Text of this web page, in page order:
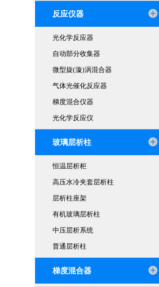
反应仪器
光化学反应器
自动部分收集器
微型旋(漩)涡混合器
气体光催化反应器
梯度混合仪器
光化学反应仪
玻璃层析柱
恒温层析柜
高压水冷夹套层析柱
层析柱座架
有机玻璃层析柱
中压层析系统
普通层析柱
梯度混合器